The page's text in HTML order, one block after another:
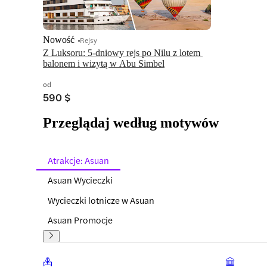
Z Luksoru: 5-dniowy rejs po Nilu z lotem
balonem i wizytą w Abu Simbel
Nowość Rejsy
od
590 $
Przeglądaj według motywów
Atrakcje: Asuan
Asuan Wycieczki
Wycieczki lotnicze w Asuan
Asuan Promocje